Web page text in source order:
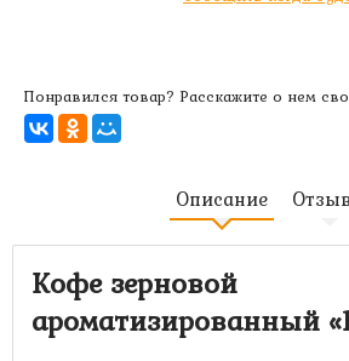
Понравился товар? Расскажите о нем
Описание
Кофе зерновой
ароматизированный